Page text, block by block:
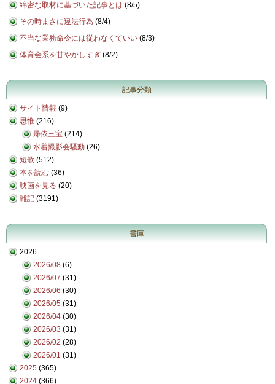
綿密な取材に基づいた記事とは (8/5)
その時まさに違法行為 (8/4)
不当な業務命令には従わなくていい (8/3)
体育会系を甘やかしすぎ (8/2)
記事分類
サイト情報 (9)
思惟 (216)
帰依三宝 (214)
水着撮影会騒動 (26)
短歌 (512)
本を読む (36)
映画を見る (20)
雑記 (3191)
書庫
2026
2026/08 (6)
2026/07 (31)
2026/06 (30)
2026/05 (31)
2026/04 (30)
2026/03 (31)
2026/02 (28)
2026/01 (31)
2025 (365)
2024 (366)